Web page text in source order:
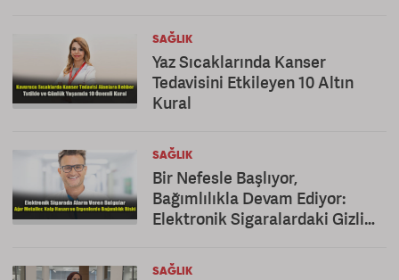
SAĞLIK
Yaz Sıcaklarında Kanser
Tedavisini Etkileyen 10 Altın
Kural
SAĞLIK
Bir Nefesle Başlıyor,
Bağımlılıkla Devam Ediyor:
Elektronik Sigaralardaki Gizli
SAĞLIK